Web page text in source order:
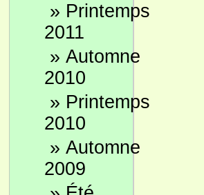
» Printemps
2011
» Automne
2010
» Printemps
2010
» Automne
2009